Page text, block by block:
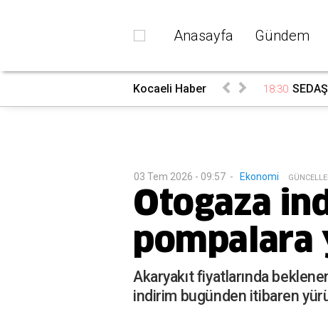
Anasayfa Gündem
Kocaeli Haber 18:30
03 Tem 2026 - 09:57 - Ekonomi G
Otogaza
pompalara
Akaryakıt fiyatlarında
indirim bugünden itibaren